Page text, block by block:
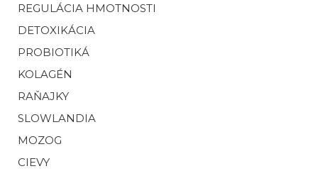
REGULÁCIA HMOTNOSTI
DETOXIKÁCIA
PROBIOTIKÁ
KOLAGÉN
RAŇAJKY
SLOWLANDIA
MOZOG
CIEVY